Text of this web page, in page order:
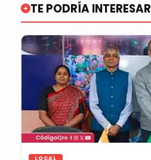
TE PODRÍA INTERESAR
LOCAL